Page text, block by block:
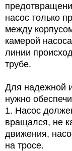
насос только
между
камерой
линии
трубе.
Для надежной
нужно
1. Насос
вращался, не
движения,
на тросе.